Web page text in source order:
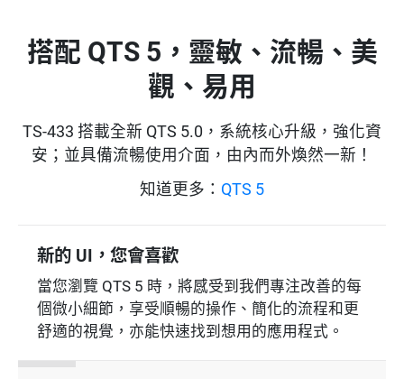
搭配 QTS 5，靈敏、流暢、美
觀、易用
TS-433 搭載全新 QTS 5.0，系統核心升級，強化資
安；並具備流暢使用介面，由內而外煥然一新！
知道更多： QTS 5
新的 UI，您會喜歡
當您瀏覽 QTS 5 時，將感受到我們專注改善的每
個微小細節，享受順暢的操作、簡化的流程和更
舒適的視覺，亦能快速找到想用的應用程式。